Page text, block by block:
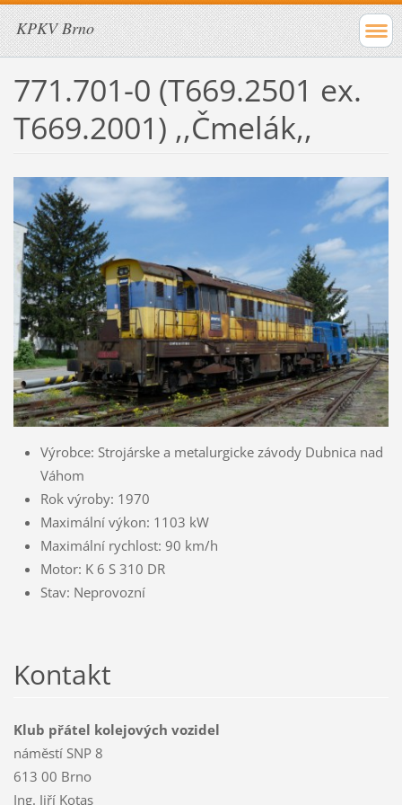
KPKV Brno
771.701-0 (T669.2501 ex.
T669.2001) ,,Čmelák,,
Výrobce: Strojárske a metalurgicke závody Dubnica nad
Váhom
Rok výroby: 1970
Maximální výkon: 1103 kW
Maximální rychlost: 90 km/h
Motor: K 6 S 310 DR
Stav: Neprovozní
Kontakt
Klub přátel kolejových vozidel
náměstí SNP 8
613 00 Brno
Ing. Jiří Kotas